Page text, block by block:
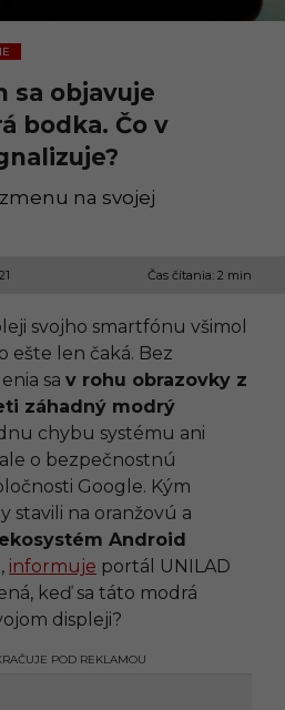
sa objavuje
bodka. Čo v
na svojej
Čas čítania: 2 min
svojho smartfónu všimol
ešte len čaká. Bez
sa v rohu obrazovky z
záhadný modrý
chybu systému ani
o bezpečnostnú
Google. Kým
stavili na oranžovú a
ekosystém Android
, informuje portál UNILAD
keď sa táto modrá
displeji?
POD REKLAMOU